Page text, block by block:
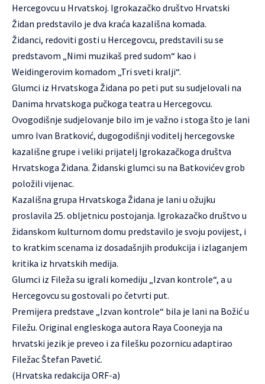
Hercegovcu u Hrvatskoj. Igrokazačko društvo Hrvatski
Židan predstavilo je dva kraća kazališna komada.
Židanci, redoviti gosti u Hercegovcu, predstavili su se
predstavom „Nimi muzikaš pred sudom“ kao i
Weidingerovim komadom „Tri sveti kralji“.
Glumci iz Hrvatskoga Židana po peti put su sudjelovali na
Danima hrvatskoga pučkoga teatra u Hercegovcu.
Ovogodišnje sudjelovanje bilo im je važno i stoga što je lani
umro Ivan Bratković, dugogodišnji voditelj hercegovske
kazališne grupe i veliki prijatelj Igrokazačkoga društva
Hrvatskoga Židana. Židanski glumci su na Batkovićev grob
položili vijenac.
Kazališna grupa Hrvatskoga Židana je lani u ožujku
proslavila 25. obljetnicu postojanja. Igrokazačko društvo u
židanskom kulturnom domu predstavilo je svoju povijest, i
to kratkim scenama iz dosadašnjih produkcija i izlaganjem
kritika iz hrvatskih medija.
Glumci iz Fileža su igrali komediju „Izvan kontrole“, a u
Hercegovcu su gostovali po četvrti put.
Premijera predstave „Izvan kontrole“ bila je lani na Božić u
Filežu. Original engleskoga autora Raya Cooneyja na
hrvatski jezik je preveo i za filešku pozornicu adaptirao
Filežac Štefan Pavetić.
(Hrvatska redakcija ORF-a)